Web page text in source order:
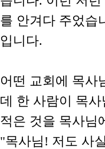
를 안겨다 주었습
입니다.
어떤 교회에 목사
데 한 사람이 목
적은 것을 목사님
"목사님! 저도 사